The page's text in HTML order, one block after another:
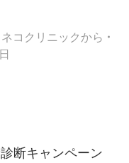
コクリニックから
断キャンペーン